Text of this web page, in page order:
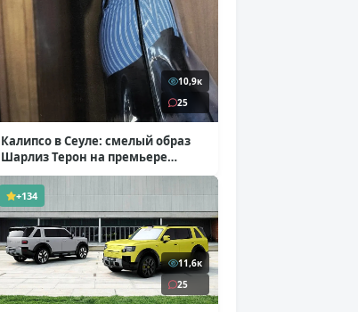
10,9к
25
Калипсо в Сеуле: смелый образ
Шарлиз Терон на премьере
«Одиссеи»( 6 фото )
+134
11,6к
25